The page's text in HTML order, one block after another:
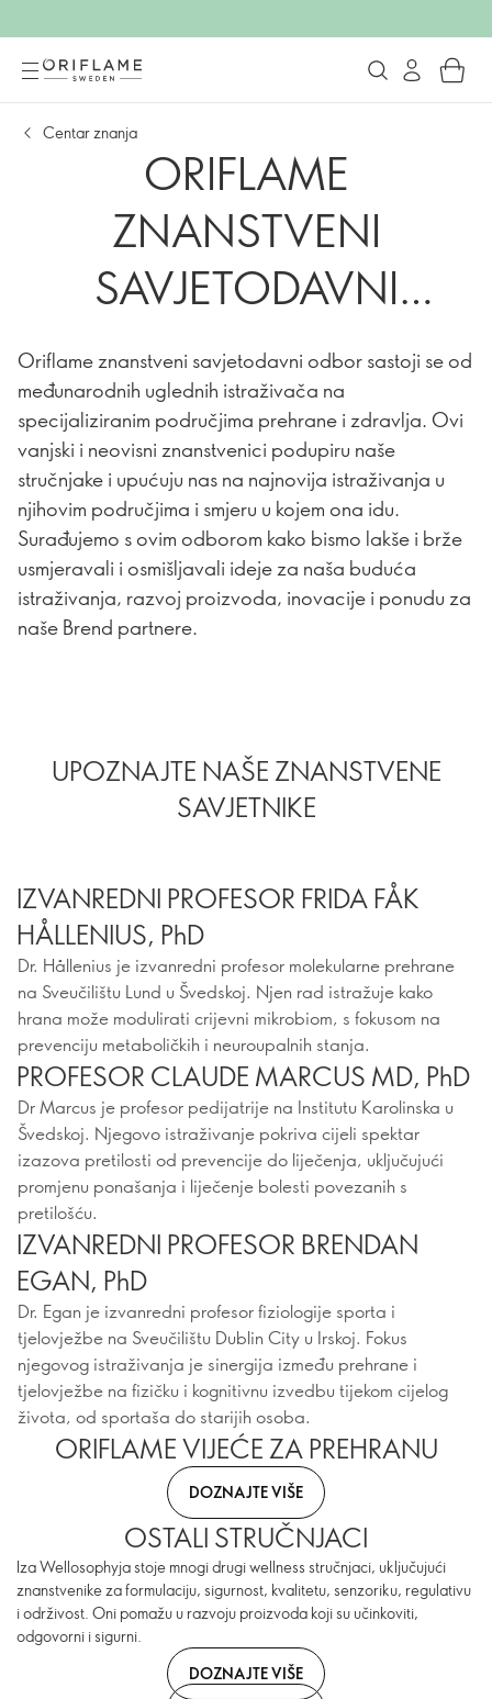
Centar znanja
ORIFLAME
ZNANSTVENI
SAVJETODAVNI
ODBOR
Oriflame znanstveni savjetodavni odbor sastoji se od
međunarodnih uglednih istraživača na
specijaliziranim područjima prehrane i zdravlja. Ovi
vanjski i neovisni znanstvenici podupiru naše
stručnjake i upućuju nas na najnovija istraživanja u
njihovim područjima i smjeru u kojem ona idu.
Surađujemo s ovim odborom kako bismo lakše i brže
usmjeravali i osmišljavali ideje za naša buduća
istraživanja, razvoj proizvoda, inovacije i ponudu za
naše Brend partnere.
UPOZNAJTE NAŠE ZNANSTVENE
SAVJETNIKE
IZVANREDNI PROFESOR FRIDA FÅK
HÅLLENIUS, PhD
Dr. Hållenius je izvanredni profesor molekularne prehrane
na Sveučilištu Lund u Švedskoj. Njen rad istražuje kako
hrana može modulirati crijevni mikrobiom, s fokusom na
prevenciju metaboličkih i neuroupalnih stanja.
PROFESOR CLAUDE MARCUS MD, PhD
Dr Marcus je profesor pedijatrije na Institutu Karolinska u
Švedskoj. Njegovo istraživanje pokriva cijeli spektar
izazova pretilosti od prevencije do liječenja, uključujući
promjenu ponašanja i liječenje bolesti povezanih s
pretilošću.
IZVANREDNI PROFESOR BRENDAN
EGAN, PhD
Dr. Egan je izvanredni profesor fiziologije sporta i
tjelovježbe na Sveučilištu Dublin City u Irskoj. Fokus
njegovog istraživanja je sinergija između prehrane i
tjelovježbe na fizičku i kognitivnu izvedbu tijekom cijelog
života, od sportaša do starijih osoba.
ORIFLAME VIJEĆE ZA PREHRANU
DOZNAJTE VIŠE
OSTALI STRUČNJACI
Iza Wellosophyja stoje mnogi drugi wellness stručnjaci, uključujući
znanstvenike za formulaciju, sigurnost, kvalitetu, senzoriku, regulativu
i održivost. Oni pomažu u razvoju proizvoda koji su učinkoviti,
odgovorni i sigurni.
DOZNAJTE VIŠE